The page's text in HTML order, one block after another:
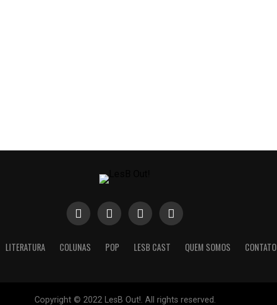
LITERATURA COLUNAS POP LESB CAST QUEM SOMOS CONTATO
Copyright © 2022 LesB Out!. All rights reserved.